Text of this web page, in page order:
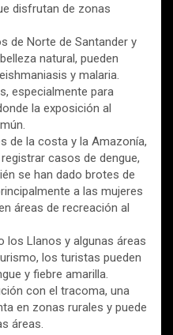
disfrutan de zonas
de Norte de Santander y
natural, pueden
y malaria.
especialmente para
la exposición al
de la costa y la Amazonía,
casos de dengue,
se han dado brotes de
a las mujeres
áreas de recreación al
los Llanos y algunas áreas
los turistas pueden
y fiebre amarilla.
con el tracoma, una
en zonas rurales y puede
áreas.